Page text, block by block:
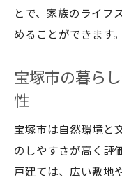
イント
中古戸建て
宝塚市で中
とで、家族のライフ
めることができます。
宝塚市の暮ら
性
宝塚市は自然環境と
のしやすさが高く評
戸建ては、広い敷地